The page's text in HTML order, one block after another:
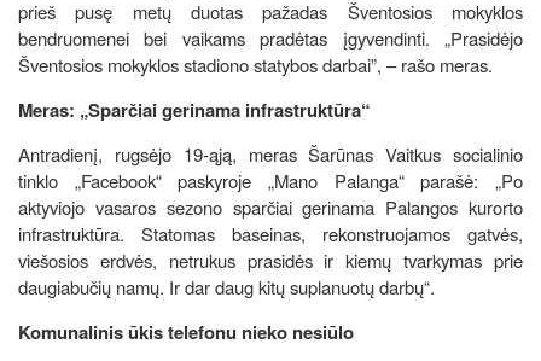
prieš pusę metų duotas pažadas Šventosios mokyklos
bendruomenei bei vaikams pradėtas įgyvendinti. „Prasidėjo
Šventosios mokyklos stadiono statybos darbai”, – rašo meras.
Meras: „Sparčiai gerinama infrastruktūra“
Antradienį, rugsėjo 19-ąją, meras Šarūnas Vaitkus socialinio
tinklo „Facebook“ paskyroje „Mano Palanga“ parašė: „Po
aktyviojo vasaros sezono sparčiai gerinama Palangos kurorto
infrastruktūra. Statomas baseinas, rekonstruojamos gatvės,
viešosios erdvės, netrukus prasidės ir kiemų tvarkymas prie
daugiabučių namų. Ir dar daug kitų suplanuotų darbų“.
Komunalinis ūkis telefonu nieko nesiūlo